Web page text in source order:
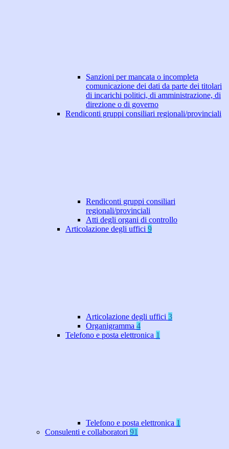
Sanzioni per mancata o incompleta
comunicazione dei dati da parte dei titolari
di incarichi politici, di amministrazione, di
direzione o di governo
Rendiconti gruppi consiliari regionali/provinciali
Rendiconti gruppi consiliari
regionali/provinciali
Atti degli organi di controllo
Articolazione degli uffici 9
Articolazione degli uffici 3
Organigramma 4
Telefono e posta elettronica 1
Telefono e posta elettronica 1
Consulenti e collaboratori 91